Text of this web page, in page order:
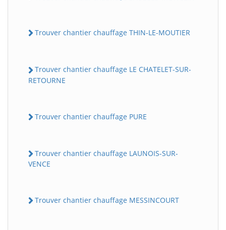
Trouver chantier chauffage THIN-LE-MOUTIER
Trouver chantier chauffage LE CHATELET-SUR-
RETOURNE
Trouver chantier chauffage PURE
Trouver chantier chauffage LAUNOIS-SUR-
VENCE
Trouver chantier chauffage MESSINCOURT